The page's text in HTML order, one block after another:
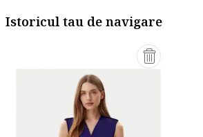
Istoricul tau de navigare